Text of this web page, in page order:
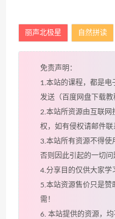
丽声北极星 自然拼读
免责声明：
1.本站的课程，都是电
发送（百度网盘下载教
2.本站所资源由互联网
权，如有侵权请邮件联
3.本站所有资源不得使
否则因此引起的一切问
4.分享目的仅供大家学
5.本站资源售价只是赞
需！
6. 本站提供的资源，